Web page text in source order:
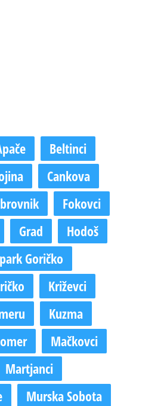
Beltinci
Cankova
Fokovci
Grad
Hodoš
Goričko
Križevci
Kuzma
Mačkovci
Martjanci
Murska Sobota